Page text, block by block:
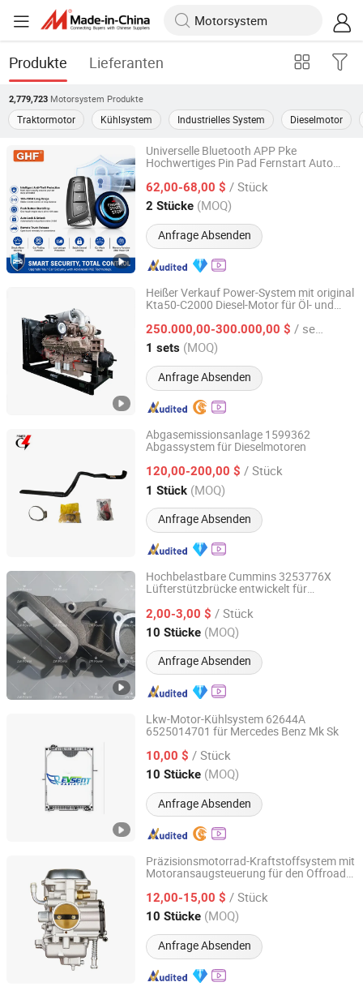
Produkte Lieferanten
2,779,723 Motorsystem Produkte
Traktormotor Kühlsystem Industrielles System Dieselmotor
Universelle Bluetooth APP Pke
Hochwertiges Pin Pad Fernstart Auto
62,00-68,00 $ / Stück
2 Stücke (MOQ)
Anfrage Absenden
Zhongshan Xinyu Technology Co., Ltd
Guangdong, China Seit 2023
Heißer Verkauf Power-System mit original
Kta50-C2000 Diesel-Motor für Öl- und
250.000,00-300.000,00 $ / sets
1 sets (MOQ)
Anfrage Absenden
Guangzhou Gu-Power Technology Co., Ltd.
Guangdong, China Seit 2024
Abgasemissionsanlage 1599362
Abgassystem für Dieselmotoren
120,00-200,00 $ / Stück
1 Stück (MOQ)
Anfrage Absenden
Fuzhou Guangling Electrical Machinery Equipment Co.,
Fujian, China Seit 2020
Hochbelastbare Cummins 3253776X
Lüfterstützbrücke entwickelt für
2,00-3,00 $ / Stück
10 Stücke (MOQ)
Anfrage Absenden
Sichuan Zhengwei Power Technology Co., Ltd
Sichuan, China Seit 2025
Lkw-Motor-Kühlsystem 62644A
6525014701 für Mercedes Benz Mk Sk
10,00 $ / Stück
10 Stücke (MOQ)
Anfrage Absenden
XINXIANG EVSENT RADIATOR CO., LTD.
Henan, China Seit 2021
Präzisionsmotorrad-Kraftstoffsystem mit
Motoransaugsteuerung für den Offroad-
12,00-15,00 $ / Stück
10 Stücke (MOQ)
Anfrage Absenden
Wenzhou Runtong Motor Vehicle Parts Co., Ltd.
Zhejiang, China Seit 2016